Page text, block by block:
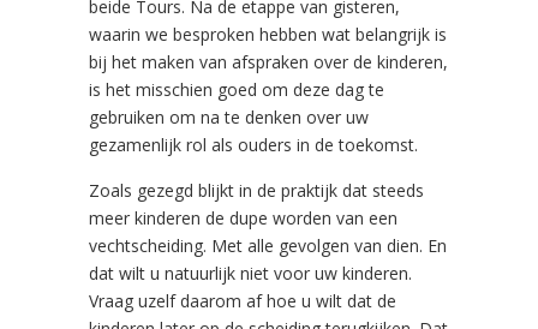
beide Tours. Na de etappe van gisteren,
waarin we besproken hebben wat belangrijk is
bij het maken van afspraken over de kinderen,
is het misschien goed om deze dag te
gebruiken om na te denken over uw
gezamenlijk rol als ouders in de toekomst.
Zoals gezegd blijkt in de praktijk dat steeds
meer kinderen de dupe worden van een
vechtscheiding. Met alle gevolgen van dien. En
dat wilt u natuurlijk niet voor uw kinderen.
Vraag uzelf daarom af hoe u wilt dat de